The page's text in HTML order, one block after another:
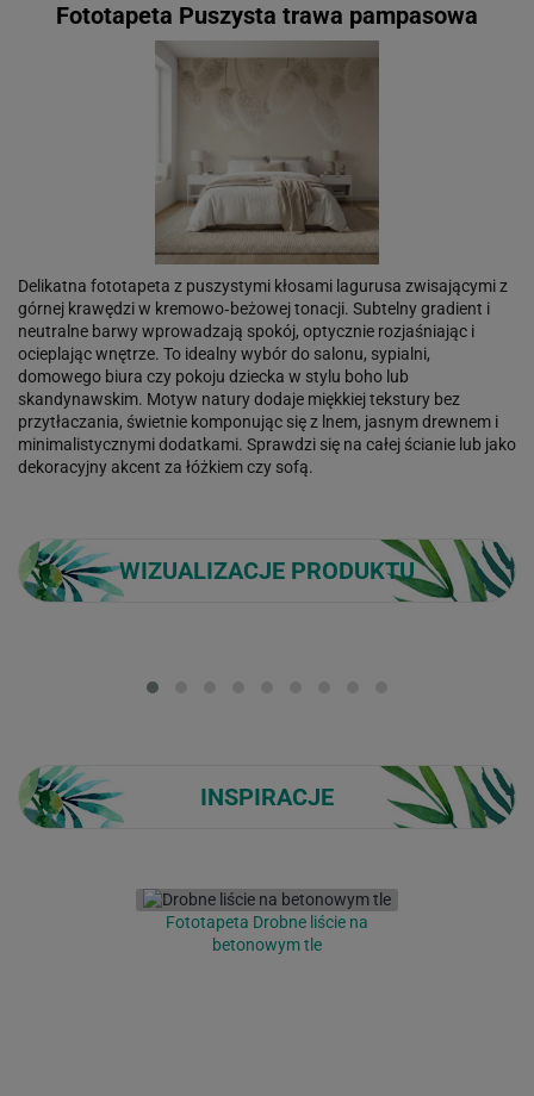
Fototapeta Puszysta trawa pampasowa
Delikatna fototapeta z puszystymi kłosami lagurusa zwisającymi z
górnej krawędzi w kremowo‑beżowej tonacji. Subtelny gradient i
neutralne barwy wprowadzają spokój, optycznie rozjaśniając i
ocieplając wnętrze. To idealny wybór do salonu, sypialni,
domowego biura czy pokoju dziecka w stylu boho lub
skandynawskim. Motyw natury dodaje miękkiej tekstury bez
przytłaczania, świetnie komponując się z lnem, jasnym drewnem i
minimalistycznymi dodatkami. Sprawdzi się na całej ścianie lub jako
dekoracyjny akcent za łóżkiem czy sofą.
WIZUALIZACJE PRODUKTU
INSPIRACJE
Fototapeta Drobne liście na
betonowym tle